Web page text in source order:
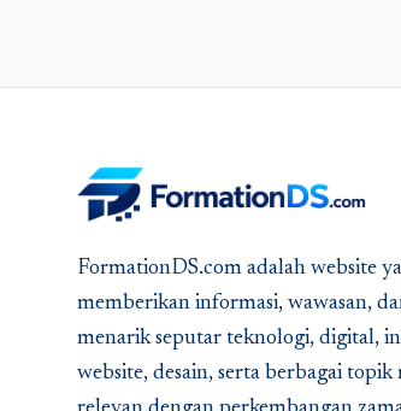
FormationDS.com adalah website
memberikan informasi, wawasan,
menarik seputar teknologi, digital,
website, desain, serta berbagai